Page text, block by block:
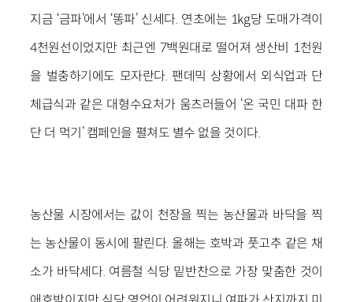
지금 ‘금파’에서 ‘똥파’ 신세다. 연초에는 1kg당 도매가격이
4천원선이었지만 최근엔 7백원대로 떨어져 생산비 1천원
을 벌충하기에도 모자란다. 팬데믹 상황에서 외식업과 단
체급식과 같은 대형수요처가 움츠러들어 ‘온 국민 대파 한
단 더 먹기’ 캠페인을 펼쳐도 별수 없을 것이다.
농산물 시장에서는 값이 천장을 찍는 농산물과 바닥을 찍
는 농산물이 동시에 팔린다. 올해는 호박과 풋고추 같은 채
소가 바닥세다. 여름철 식당 밑반찬으로 가장 맞춤한 것이